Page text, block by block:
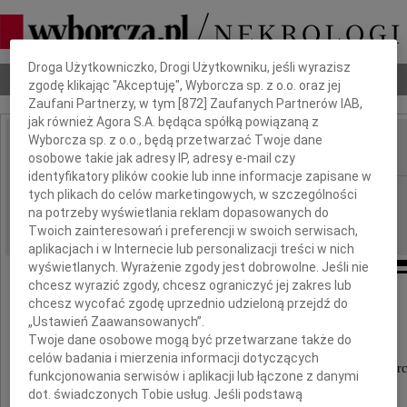
Nekrologi Odeszli Poradnik pogrzebowy
IMIĘ I NAZWISKO:
REGION: Wrocław
DATA EMISJI: 25.06.2024
Pani dr Ewie Gruszce
wyrazy głębokiego współczucia z powodu
Dbamy o Twoją prywatność
Droga Użytkowniczko, Drogi Użytkowniku, jeśli wyrazisz
zgodę klikając "Akceptuję", Wyborcza sp. z o.o. oraz jej
Zaufani Partnerzy, w tym [872 ] Zaufanych Partnerów IAB,
jak również Agora S.A. będąca spółką powiązaną z
Wyborcza sp. z o.o., będą przetwarzać Twoje dane
osobowe takie jak adresy IP, adresy e-mail czy
identyfikatory plików cookie lub inne informacje zapisane w
tych plikach do celów marketingowych, w szczególności
na potrzeby wyświetlania reklam dopasowanych do
Twoich zainteresowań i preferencji w swoich serwisach,
aplikacjach i w Internecie lub personalizacji treści w nich
wyświetlanych. Wyrażenie zgody jest dobrowolne. Jeśli nie
chcesz wyrazić zgody, chcesz ograniczyć jej zakres lub
chcesz wycofać zgodę uprzednio udzieloną przejdź do
„Ustawień Zaawansowanych”.
Twoje dane osobowe mogą być przetwarzane także do
celów badania i mierzenia informacji dotyczących
funkcjonowania serwisów i aplikacji lub łączone z danymi
dot. świadczonych Tobie usług. Jeśli podstawą